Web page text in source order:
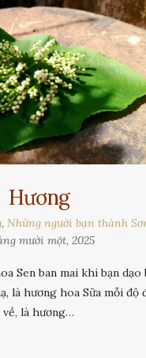
Hương
, Những người bạn thành
mười một, 2025
Sen ban mai khi bạn dạo
là hương hoa Sữa mỗi độ
về, là hương…